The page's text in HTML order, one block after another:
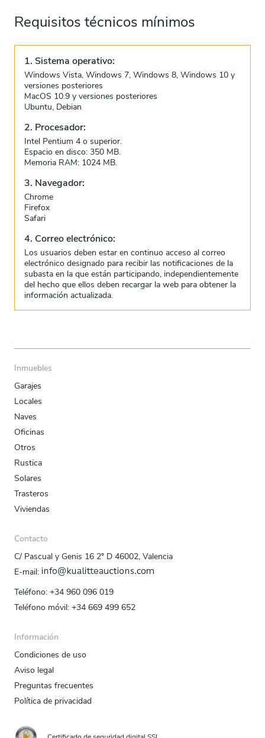
Requisitos técnicos mínimos
1. Sistema operativo:
Windows Vista, Windows 7, Windows 8, Windows 10 y
versiones posteriores
MacOS 10.9 y versiones posteriores
Ubuntu, Debian
2. Procesador:
Intel Pentium 4 o superior.
Espacio en disco: 350 MB.
Memoria RAM: 1024 MB.
3. Navegador:
Chrome
Firefox
Safari
4. Correo electrónico:
Los usuarios deben estar en continuo acceso al correo
electrónico designado para recibir las notificaciones de la
subasta en la que están participando, independientemente
del hecho que ellos deben recargar la web para obtener la
información actualizada.
Inmuebles
Garajes
Locales
Naves
Oficinas
Otros
Rustica
Solares
Trasteros
Viviendas
Contacto
C/ Pascual y Genis 16 2º D 46002, Valencia
E‑mail:
Teléfono: +34 960 096 019
Teléfono móvil: +34 669 499 652
Información
Condiciones de uso
Aviso legal
Preguntas frecuentes
Política de privacidad